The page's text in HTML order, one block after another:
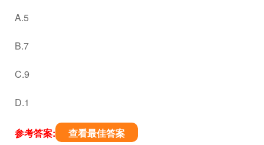
A.5
B.7
C.9
D.1
参考答案: 查看最佳答案